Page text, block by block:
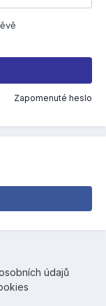
Zapomenuté heslo
údajů